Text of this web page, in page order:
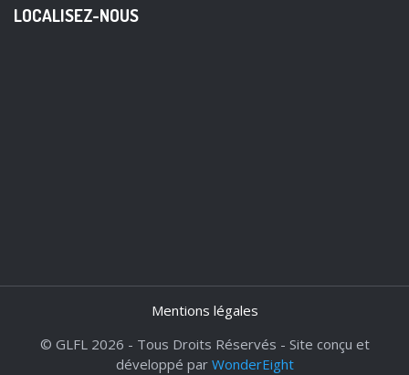
LOCALISEZ-NOUS
Mentions légales
© GLFL 2026 - Tous Droits Réservés - Site conçu et
développé par WonderEight